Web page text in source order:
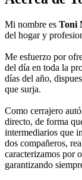
Mi nombre es Toni
del hogar y
Me esfuerzo por
del día en toda la
días del año,
que surja.
Como cerrajero
directo, de forma
intermediarios que
dos compañeros,
caracterizamos por
garantizando